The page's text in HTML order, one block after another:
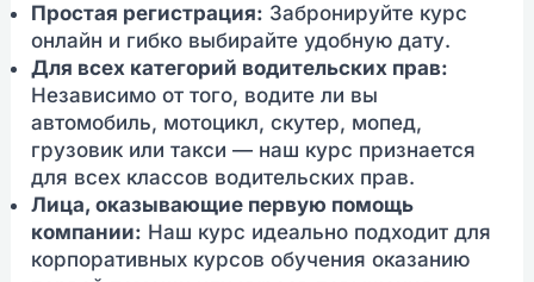
Простая регистрация: Забронируйте курс
онлайн и гибко выбирайте удобную дату.
Для всех категорий водительских прав:
Независимо от того, водите ли вы
автомобиль, мотоцикл, скутер, мопед,
грузовик или такси — наш курс признается
для всех классов водительских прав.
Лица, оказывающие первую помощь
компании: Наш курс идеально подходит для
корпоративных курсов обучения оказанию